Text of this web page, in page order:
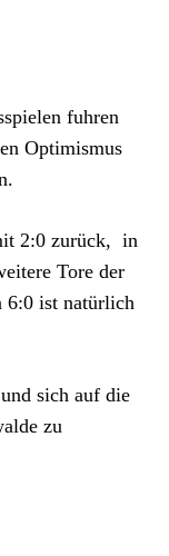
fuhren
Optimismus
2:0 zurück, in
Tore der
6:0 ist natürlich
sich auf die
zu